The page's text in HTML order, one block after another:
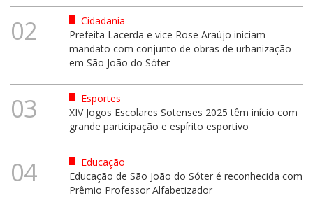
02
Cidadania
Prefeita Lacerda e vice Rose Araújo iniciam
mandato com conjunto de obras de urbanização
em São João do Sóter
03
Esportes
XIV Jogos Escolares Sotenses 2025 têm início com
grande participação e espírito esportivo
04
Educação
Educação de São João do Sóter é reconhecida com
Prêmio Professor Alfabetizador